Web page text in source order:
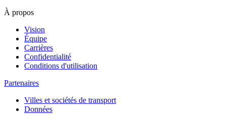
À propos
Vision
Équipe
Carrières
Confidentialité
Conditions d'utilisation
Partenaires
Villes et sociétés de transport
Données